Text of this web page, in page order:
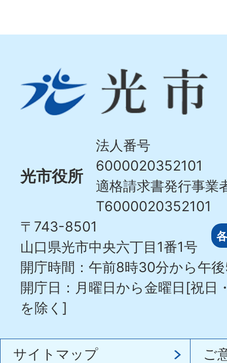
市
Hikari
光市役所
法人番号
6000020352101
適格請求書発行事業
T6000020352101
〒743-8501
山口県光市中央六丁目1番1号
開庁時間：午前8時30分から午
開庁日：月曜日から金曜日[祝日
を除く]
サイトマップ
ご